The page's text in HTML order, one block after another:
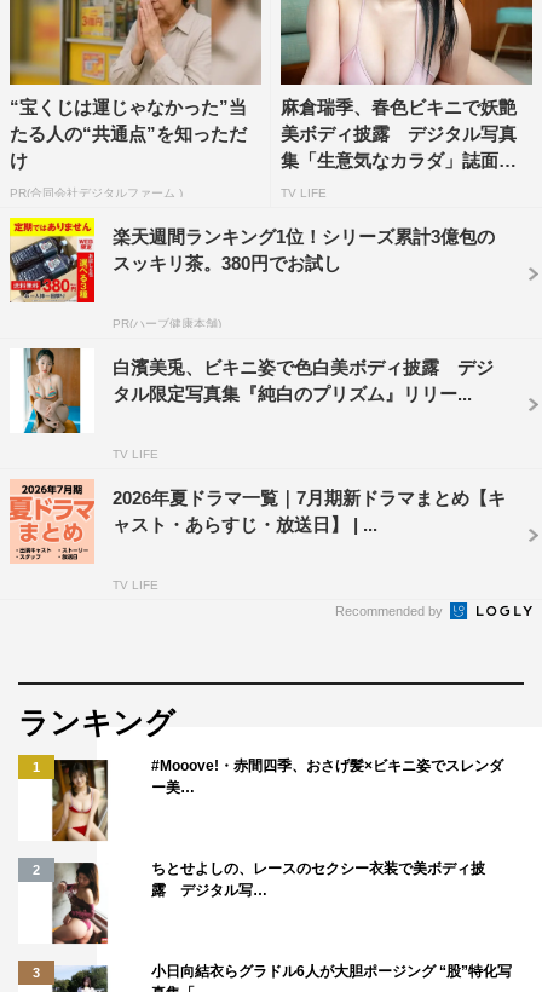
“宝くじは運じゃなかった”当
たる人の“共通点”を知っただ
け
PR(合同会社デジタルファーム )
麻倉瑞季、春色ビキニで妖艶
美ボディ披露 デジタル写真
集「生意気なカラダ」誌面カ
ッ...
TV LIFE
楽天週間ランキング1位！シリーズ累計3億包の
スッキリ茶。380円でお試し
PR(ハーブ健康本舗)
白濱美兎、ビキニ姿で色白美ボディ披露 デジ
タル限定写真集『純白のプリズム』リリー...
TV LIFE
2026年夏ドラマ一覧｜7月期新ドラマまとめ【キ
ャスト・あらすじ・放送日】 | ...
TV LIFE
Recommended by
ランキング
1
#Mooove!・赤間四季、おさげ髪×ビキニ姿でスレンダ
ー美…
2
ちとせよしの、レースのセクシー衣装で美ボディ披
露 デジタル写…
3
小日向結衣らグラドル6人が大胆ポージング “股”特化写